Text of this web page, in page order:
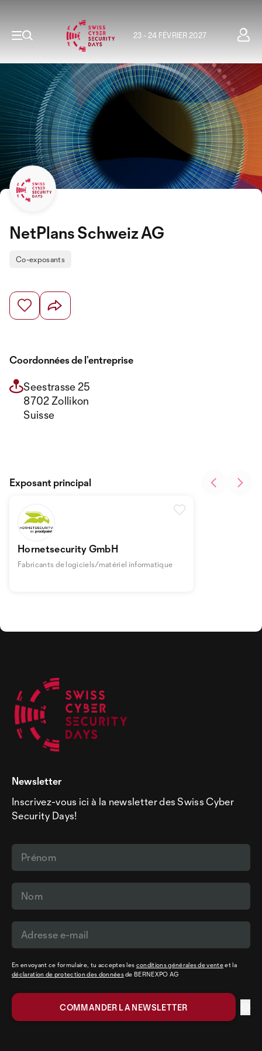
23 - 24 FÉVRIER 2027
NetPlans Schweiz AG
Co-exposants
Coordonnées de l’entreprise
Seestrasse 25
8702 Zollikon
Suisse
Hornetsecurity GmbH
Fabricants de logiciels/matériel informatique
Exposant principal
Newsletter
Inscrivez-vous ici à la newsletter des Swiss Cyber
Security Days!
En envoyant ce formulaire, tu acceptes les conditions générales de venteet la
déclaration de protection des donnéesde BERNEXPO AG